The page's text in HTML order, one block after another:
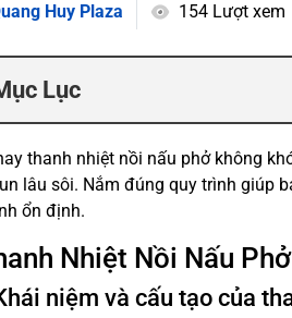
Huy Plaza 154 Lượt xem
Lục
thanh nhiệt nồi nấu phở không
lâu sôi. Nắm đúng quy trình giúp
ổn định.
Nhiệt Nồi Nấu
niệm và cấu tạo của